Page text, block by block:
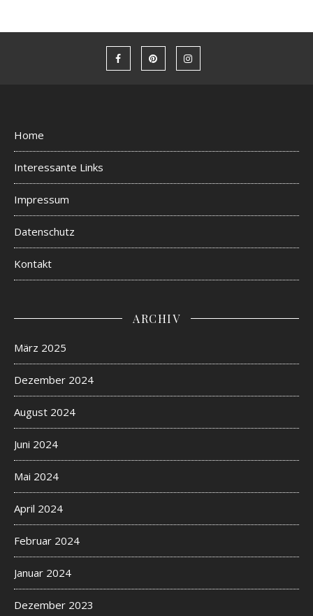
Home
Interessante Links
Impressum
Datenschutz
Kontakt
ARCHIV
März 2025
Dezember 2024
August 2024
Juni 2024
Mai 2024
April 2024
Februar 2024
Januar 2024
Dezember 2023